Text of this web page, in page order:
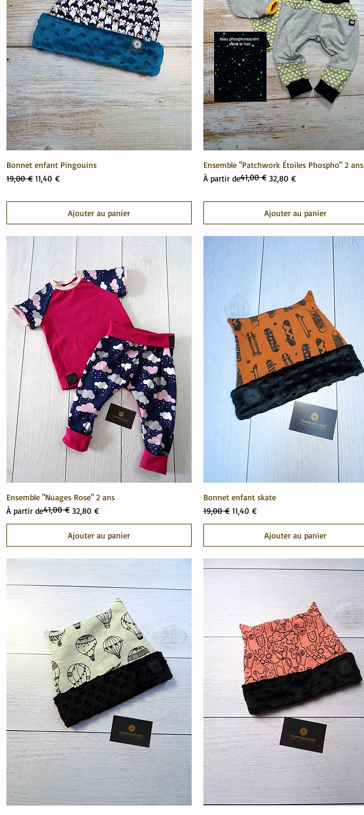
Bonnet enfant Pingouins
Prix original
19,00 € Prix promotionnel
11,40 €
Ajouter au panier
Ensemble "Patchwork Étoiles Phospho" 2 ans
À partir de
Prix original41,00 € 32,80 €
Prix promotionnel
Ajouter au panier
Ensemble "Nuages Rose" 2 ans
À partir de
Prix original41,00 € 32,80 €
Prix promotionnel
Ajouter au panier
Bonnet enfant skate
Prix original
19,00 € Prix promotionnel
11,40 €
Ajouter au panier